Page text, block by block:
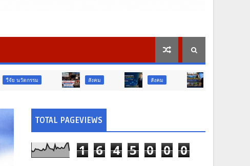
ท่องเที่ยว
TOTAL PAGEVIEWS
1 6 4 5 0 0 0